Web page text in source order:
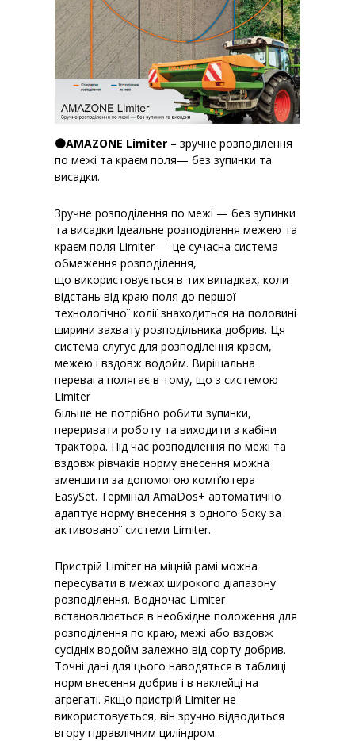
🟠AMAZONE Limiter – зручне розподілення
по межі та краєм поля— без зупинки та
висадки.
Зручне розподілення по межі — без зупинки
та висадки Ідеальне розподілення межею та
краєм поля Limiter — це сучасна система
обмеження розподілення,
що використовується в тих випадках, коли
відстань від краю поля до першої
технологічної колії знаходиться на половині
ширини захвату розподільника добрив. Ця
система слугує для розподілення краєм,
межею і вздовж водойм. Вирішальна
перевага полягає в тому, що з системою
Limiter
більше не потрібно робити зупинки,
переривати роботу та виходити з кабіни
трактора. Під час розподілення по межі та
вздовж рівчаків норму внесення можна
зменшити за допомогою комп’ютера
EasySet. Термінал AmaDos+ автоматично
адаптує норму внесення з одного боку за
активованої системи Limiter.
Пристрій Limiter на міцній рамі можна
пересувати в межах широкого діапазону
розподілення. Водночас Limiter
встановлюється в необхідне положення для
розподілення по краю, межі або вздовж
сусідніх водойм залежно від сорту добрив.
Точні дані для цього наводяться в таблиці
норм внесення добрив і в наклейці на
агрегаті. Якщо пристрій Limiter не
використовується, він зручно відводиться
вгору гідравлічним циліндром.